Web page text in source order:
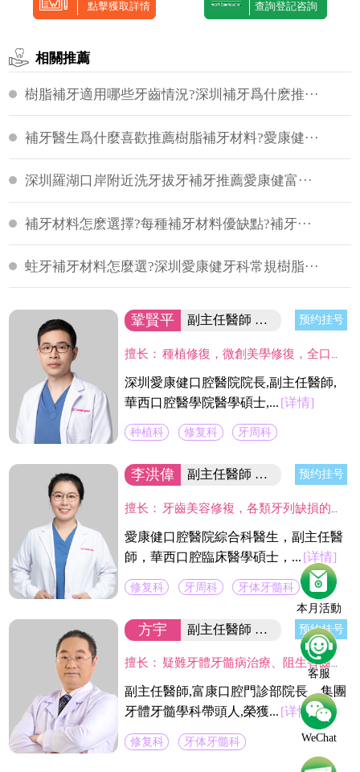
本月活動
客服
WeChat
點擊獲取詳情 查詢登記咨詢
相關推薦
樹脂補牙適用哪些牙齒情況?深圳補牙爲什麽推···
補牙醫生爲什麼喜歡推薦樹脂補牙材料?愛康健···
深圳羅湖口岸附近洗牙拔牙補牙推薦愛康健富···
補牙材料怎麽選擇?每種補牙材料優缺點?補牙···
蛀牙補牙材料怎麼選?深圳愛康健牙科常規樹脂···
鞏賢平 副主任醫師 醫院院長/碩士 预约挂号
擅长： 種植修復，微創美學修復，全口咬合重建等；熟練應用口腔顯微鏡並在顯微放大設備下進行種植手術、牙周美學手術及各類修復操作。熟練處理牙周病及牙體缺失、四環素、氟斑牙的全口美學修復工作，對於顯微治療有深入研究，具有豐富的口腔全科診療經驗。
深圳愛康健口腔醫院院長,副主任醫師,
華西口腔醫學院醫學碩士,... [详情]
种植科 修复科 牙周科
李洪偉 副主任醫師 口腔醫學碩士 预约挂号
擅长： 牙齒美容修複，各類牙列缺損的固定及活動義齒的修複、鑄造支架式可摘局部義齒、 數字化修複、種植上部義齒修複等。在口腔數字化修複、口腔色度學、口腔仿生材料等領域進行過深入研究，成績顯著。
愛康健口腔醫院綜合科醫生，副主任醫
師，華西口腔臨床醫學碩士，... [详情]
修复科 牙周科 牙体牙髓科
方宇 副主任醫師 富康門診院長 预约挂号
擅长： 疑難牙體牙髓病治療、阻生智齒的拔除、各種缺失牙的美容修復、疑難活動義齒修復。尤其在利用高倍顯微鏡下開展牙髓炎、根尖病變等牙體保存治療具有較深的造詣。
副主任醫師,富康口腔門診部院長，集團
牙體牙髓學科帶頭人,榮獲... [详情]
修复科 牙体牙髓科